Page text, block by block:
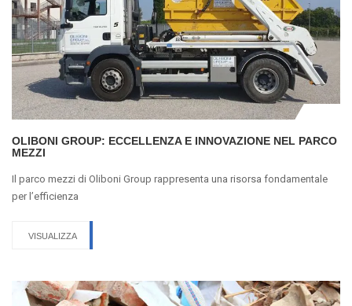
OLIBONI GROUP: ECCELLENZA E INNOVAZIONE NEL PARCO
MEZZI
Il parco mezzi di Oliboni Group rappresenta una risorsa fondamentale
per l’efficienza
VISUALIZZA